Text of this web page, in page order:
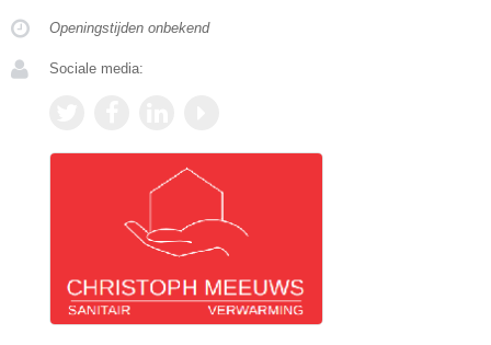
Openingstijden onbekend
Sociale media: